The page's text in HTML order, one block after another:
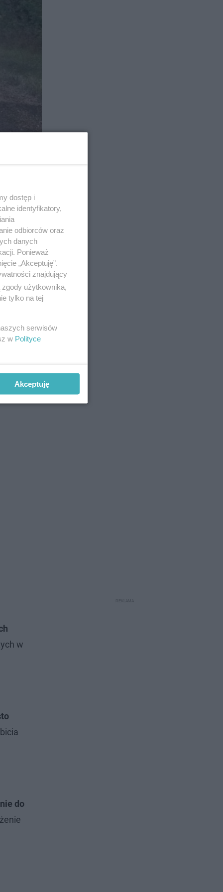
w
do
dostęp i
identyfikatory,
odbiorców oraz
danych
Ponieważ
„Akceptuję”.
znajdujący
użytkownika,
tylko na tej
serwisów
w Polityce
Akceptuję